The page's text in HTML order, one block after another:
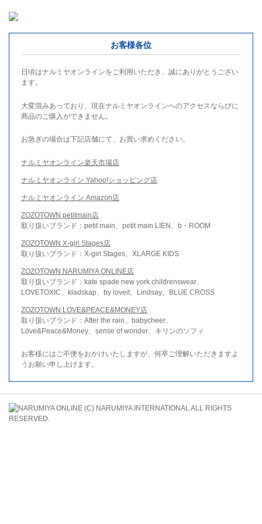
お客様各位
日頃はナルミヤオンラインをご利用いただき、誠にありがとうござい
ます。
大変混みあっており、現在ナルミヤオンラインへのアクセスならびに
商品のご購入ができません。
お急ぎの場合は下記店舗にて、お買い求めください。
ナルミヤオンライン楽天市場店
ナルミヤオンライン Yahoo!ショッピング店
ナルミヤオンライン Amazon店
ZOZOTOWN petitmain店
取り扱いブランド：petit main、petit main LIEN、b・ROOM
ZOZOTOWN X-girl Stages店
取り扱いブランド：X-girl Stages、XLARGE KIDS
ZOZOTOWN NARUMIYA ONLINE店
取り扱いブランド：kate spade new york childrenswear、
LOVETOXIC、kladskap、by loveit、Lindsay、BLUE CROSS
ZOZOTOWN LOVE&PEACE&MONEY店
取り扱いブランド：After the rain、babycheer、
Love&Peace&Money、sense of wonder、キリンのソフィ
お客様にはご不便をおかけいたしますが、何卒ご理解いただきますよ
うお願い申し上げます。